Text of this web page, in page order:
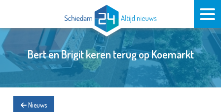
Bert en Brigit keren terug op Koemarkt
Nieuws